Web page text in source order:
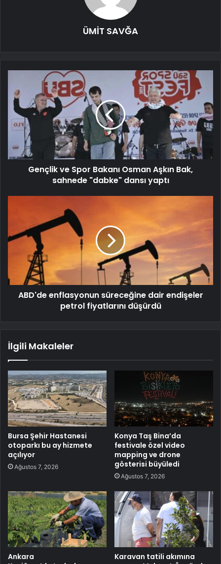
ÜMİT SAVĞA
Gençlik ve Spor Bakanı Osman Aşkın Bak,
sahnede "dabke" dansı yaptı
ABD'de enflasyonun süreceğine dair endişeler
petrol fiyatlarını düşürdü
İlgili Makaleler
Bursa Şehir Hastanesi
otoparkı bu ay hizmete
açılıyor
Ağustos 7, 2026
Konya Taş Bina’da
festivale özel video
mapping ve drone
gösterisi büyüledi
Ağustos 7, 2026
Ankara
Karavan tatili akımına